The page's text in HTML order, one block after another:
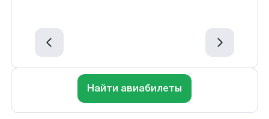
Найти авиабилеты